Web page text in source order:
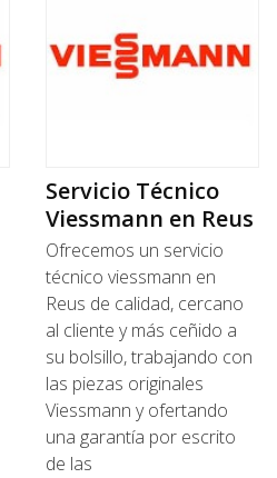
Servicio Técnico
Viessmann en Reus
Ofrecemos un servicio
técnico viessmann en
Reus de calidad, cercano
al cliente y más ceñido a
su bolsillo, trabajando con
las piezas originales
Viessmann y ofertando
una garantía por escrito
de las